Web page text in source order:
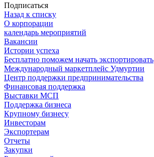
Подписаться
Назад к списку
О корпорации
календарь мероприятий
Вакансии
Истории успеха
Бесплатно поможем начать экспортировать
Международный маркетплейс Удмуртии
Центр поддержки предпринимательства
Финансовая поддержка
Выставки МСП
Поддержка бизнеса
Крупному бизнесу
Инвесторам
Экспортерам
Отчеты
Закупки